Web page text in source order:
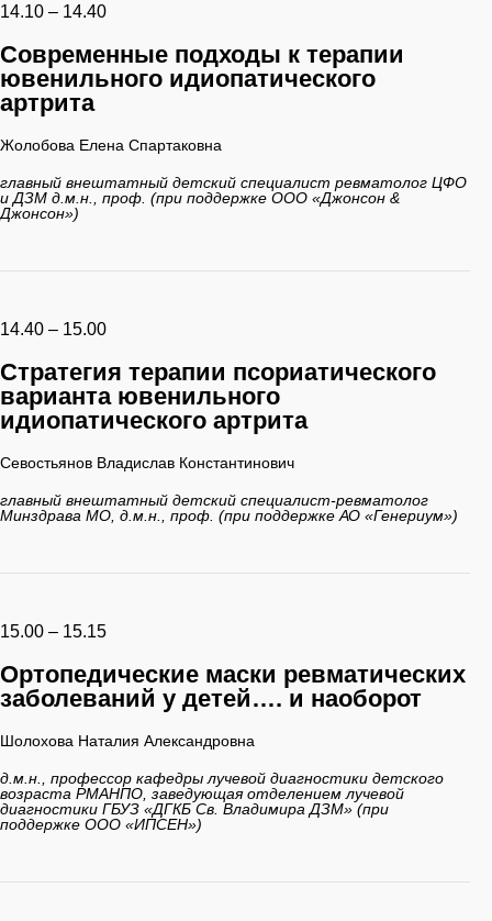
14.10 – 14.40
Современные подходы к терапии
ювенильного идиопатического
артрита
Жолобова Елена Спартаковна
главный внештатный детский специалист ревматолог ЦФО
и ДЗМ д.м.н., проф. (при поддержке ООО «Джонсон &
Джонсон»)
14.40 – 15.00
Стратегия терапии псориатического
варианта ювенильного
идиопатического артрита
Севостьянов Владислав Константинович
главный внештатный детский специалист-ревматолог
Минздрава МО, д.м.н., проф. (при поддержке АО «Генериум»)
15.00 – 15.15
Ортопедические маски ревматических
заболеваний у детей…. и наоборот
Шолохова Наталия Александровна
д.м.н., профессор кафедры лучевой диагностики детского
возраста РМАНПО, заведующая отделением лучевой
диагностики ГБУЗ «ДГКБ Св. Владимира ДЗМ» (при
поддержке ООО «ИПСЕН»)